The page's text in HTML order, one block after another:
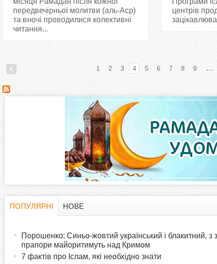
передвечірньої молитви (аль-Аср)
та вночі проводилися колективні
читання...
центрів
С
1 2 3 4 5 6 7 8 9 …
ПОПУЛЯРНІ
НОВЕ
Порошенко: Синьо-жовтий український і блакитний, з
прапори майоритимуть над Кримом
7 фактів про Іслам, які необхідно знати